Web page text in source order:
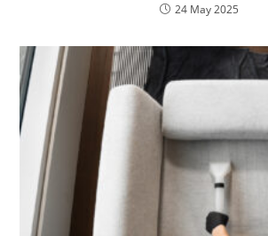
24 May 2025